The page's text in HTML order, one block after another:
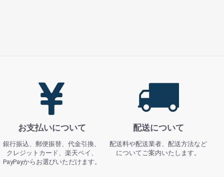
お支払いについて
銀行振込、郵便振替、代金引換、
クレジットカード、楽天ペイ、
PayPayからお選びいただけます。
配送について
配送料や配送業者、配送方法など
についてご案内いたします。